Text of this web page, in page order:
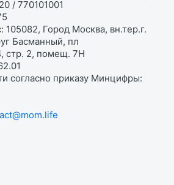
/ 770101001
Город Москва, вн.тер.г.
Басманный, пл
стр. 2, помещ. 7Н
согласно приказу Минцифры: